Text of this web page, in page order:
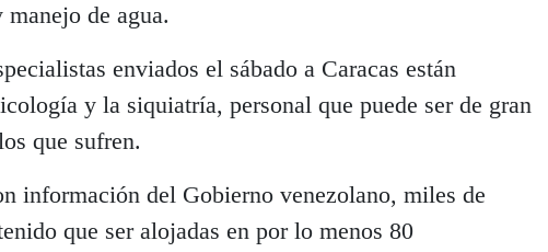
manejo de agua.
enviados el sábado a Caracas están
y la siquiatría, personal que puede ser de gran
que sufren.
información del Gobierno venezolano, miles de
que ser alojadas en por lo menos 80